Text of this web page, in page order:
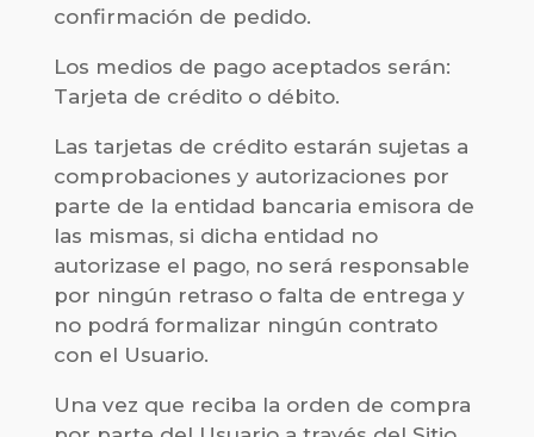
confirmación de pedido.
Los medios de pago aceptados serán:
Tarjeta de crédito o débito.
Las tarjetas de crédito estarán sujetas a
comprobaciones y autorizaciones por
parte de la entidad bancaria emisora de
las mismas, si dicha entidad no
autorizase el pago, no será responsable
por ningún retraso o falta de entrega y
no podrá formalizar ningún contrato
con el Usuario.
Una vez que reciba la orden de compra